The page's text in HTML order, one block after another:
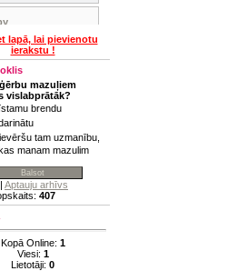
lapā, lai pievienotu
ierakstu !
mazuļiem
vislabprātāk?
brendu
tam uzmanību,
manam mazulim
| Aptauju arhīvs
407
Kopā Online: 1
Viesi: 1
Lietotāji: 0